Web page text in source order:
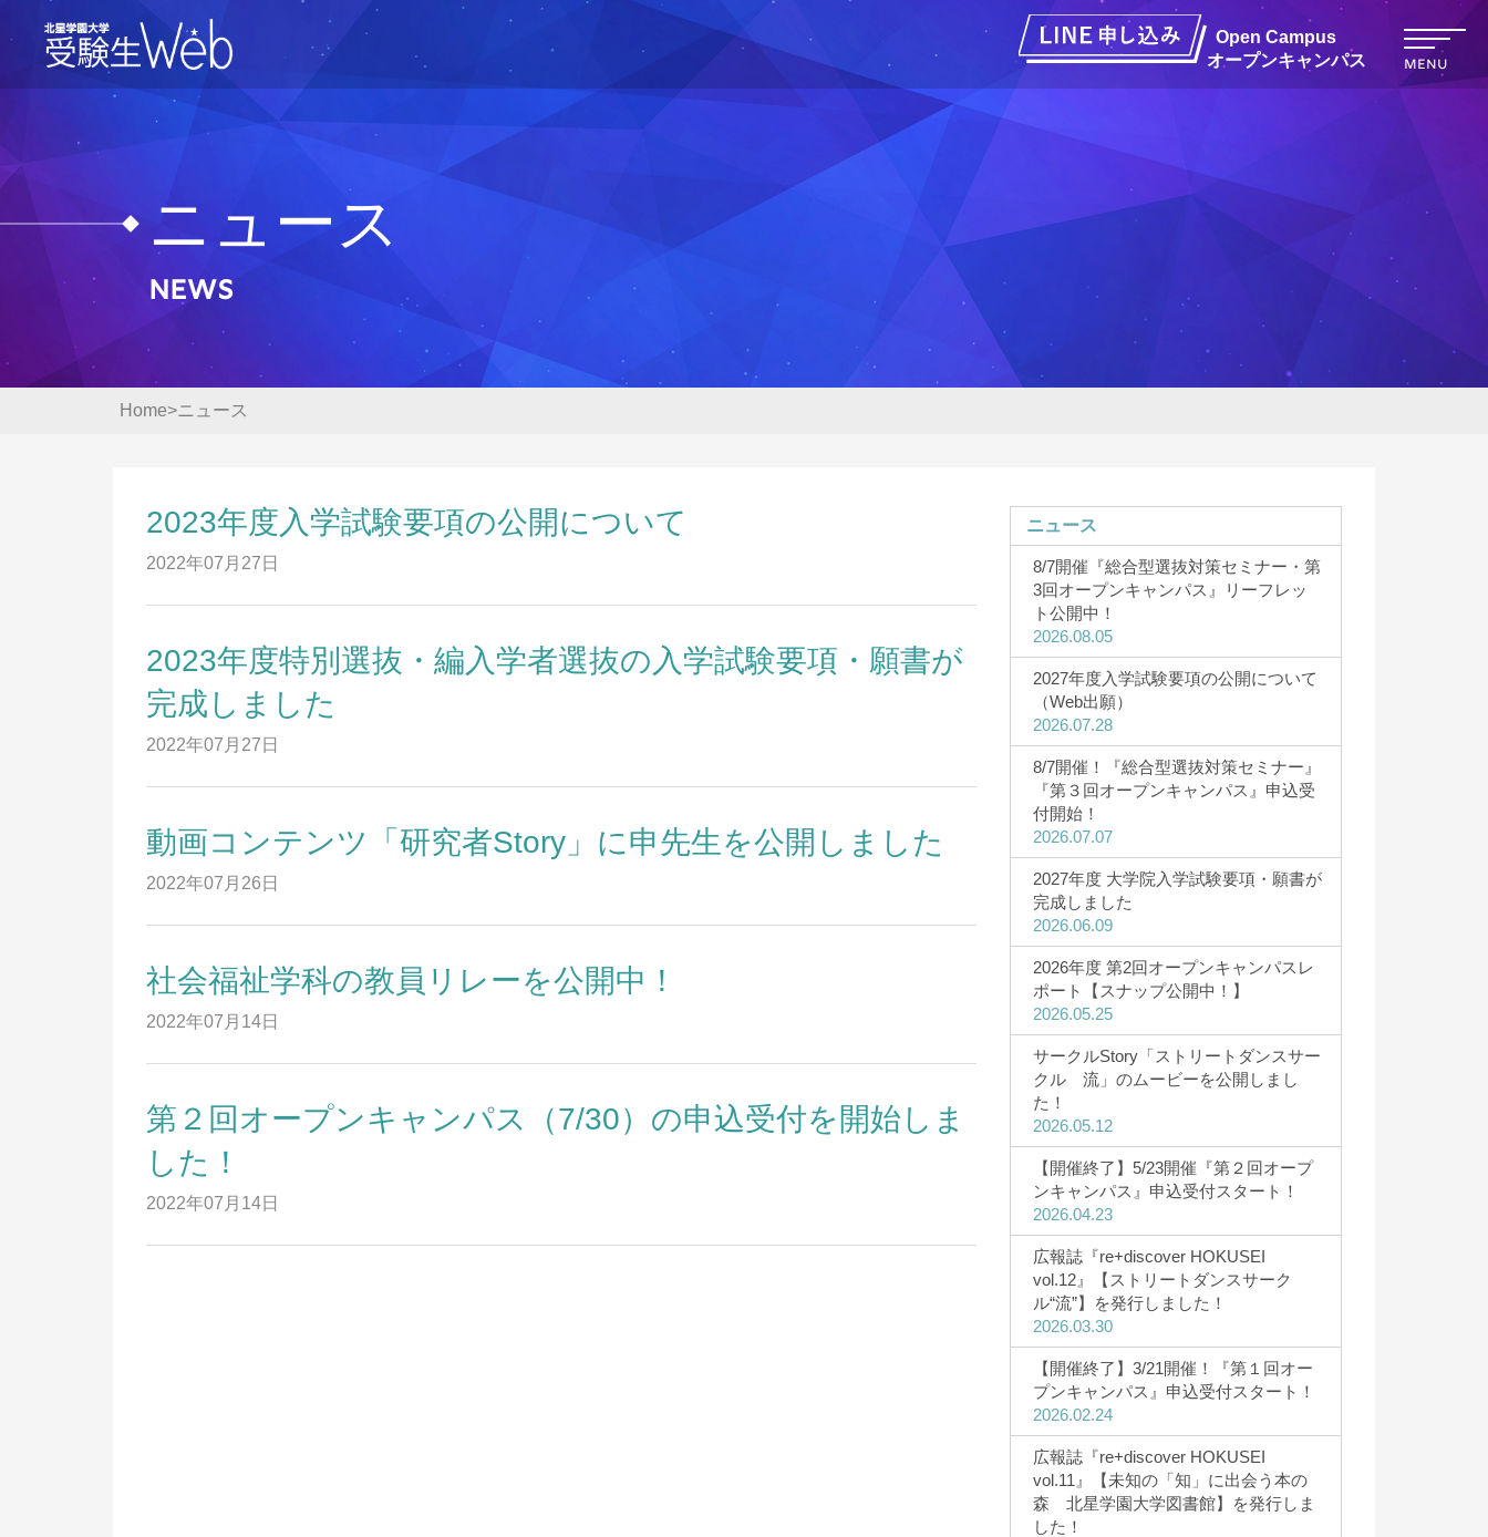
オープンキャンパス MENU
LINE申し込み
デジタルパンフレット
入試情報
入学試験要項 [大学院]
求める学生像（アドミッション・ポ
入試イベント
オープンキャンパス（3月・5月・8
HOKESEI MINI OPEN CAMPUS（12
キャンパスライフ
キャンパスライフ
研究者Story
サークル一覧
3D&360°バーチャルツアー
キャンパスカレンダー
HOKUSEI Movie
一人暮らしガイド
就職・キャリア
キタボシ
学費・奨学金
学費・諸納付金
高等教育の修学支援制度を利用予定
の方へ
ニュース
News
Home ニュース
2023年度入学試験要項の公開について
2022年07月27日
2023年度特別選抜・編入学者選抜の入学試験要項・願書が
完成しました
2022年07月27日
動画コンテンツ「研究者Story」に申先生を公開しました
2022年07月26日
社会福祉学科の教員リレーを公開中！
2022年07月14日
第２回オープンキャンパス（7/30）の申込受付を開始しま
した！
2022年07月14日
ニュース
8/7開催『総合型選抜対策セミナー・第
3回オープンキャンパス』リーフレッ
ト公開中！
2026.08.05
2027年度入学試験要項の公開について
（Web出願）
2026.07.28
8/7開催！『総合型選抜対策セミナー』
『第３回オープンキャンパス』申込受
付開始！
2026.07.07
2027年度 大学院入学試験要項・願書が
完成しました
2026.06.09
2026年度 第2回オープンキャンパスレ
ポート【スナップ公開中！】
2026.05.25
サークルStory「ストリートダンスサー
クル 流」のムービーを公開しまし
た！
2026.05.12
【開催終了】5/23開催『第２回オープ
ンキャンパス』申込受付スタート！
2026.04.23
広報誌『re+discover HOKUSEI
vol.12』【ストリートダンスサーク
ル“流”】を発行しました！
2026.03.30
【開催終了】3/21開催！『第１回オー
プンキャンパス』申込受付スタート！
2026.02.24
広報誌『re+discover HOKUSEI
vol.11』【未知の「知」に出会う本の
森 北星学園大学図書館】を発行しま
した！